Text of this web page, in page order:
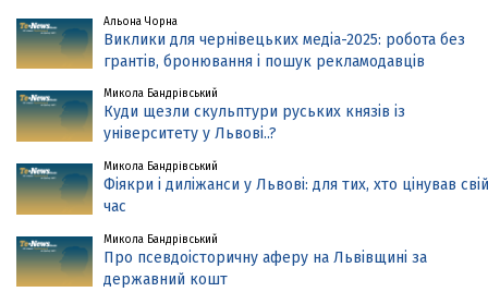
Альона Чорна
Виклики для чернівецьких медіа-2025: робота без
грантів, бронювання і пошук рекламодавців
Микола Бандрівський
Куди щезли скульптури руських князів із
університету у Львові..?
Микола Бандрівський
Фіякри і диліжанси у Львові: для тих, хто цінував свій
час
Микола Бандрівський
Про псевдоісторичну аферу на Львівщині за
державний кошт